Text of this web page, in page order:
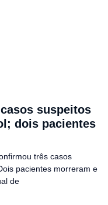
suspeitos
dois pacientes
três casos
pacientes morreram e
de